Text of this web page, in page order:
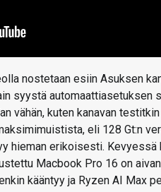
nostetaan esiin Asuksen
syystä automaattiasetuksen
vähän, kuten kanavan
eli 128 Gt:n
hieman erikoisesti.
Macbook Pro 16 on
kääntyy ja Ryzen AI Max